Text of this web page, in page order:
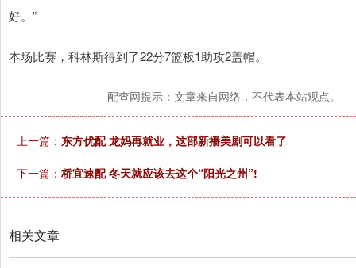
好。”
本场比赛，科林斯得到了22分7篮板1助攻2盖帽。
配查网提示：文章来自网络，不代表本站观点。
上一篇： 东方优配 龙妈再就业，这部新播美剧可以看了
下一篇： 桥宜速配 冬天就应该去这个“阳光之州”!
相关文章